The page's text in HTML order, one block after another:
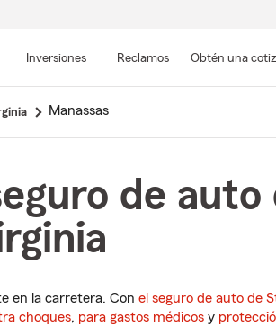
Inversiones Reclamos Obtén una
Manassas
de
en la carretera. Con el seguro de auto de
choques, para gastos médicos y